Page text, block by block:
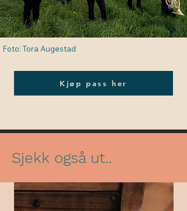
Foto: Tora Augestad
Kjøp pass her
Sjekk også ut..